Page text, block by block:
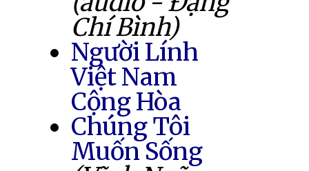
Chí Bình)
Người Lính
Việt Nam
Cộng Hòa
Chúng Tôi
Muốn Sống